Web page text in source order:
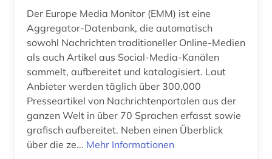
Der Europe Media Monitor (EMM) ist eine
Aggregator-Datenbank, die automatisch
sowohl Nachrichten traditioneller Online-Medien
als auch Artikel aus Social-Media-Kanälen
sammelt, aufbereitet und katalogisiert. Laut
Anbieter werden täglich über 300.000
Presseartikel von Nachrichtenportalen aus der
ganzen Welt in über 70 Sprachen erfasst sowie
grafisch aufbereitet. Neben einen Überblick
über die ze... Mehr Informationen